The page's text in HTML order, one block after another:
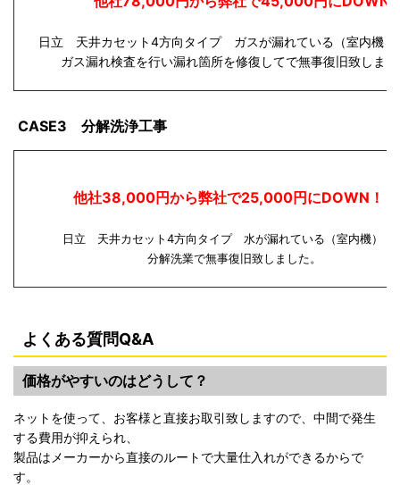
日立 天井カセット4方向タイプ ガスが漏れている（室内機・
ガス漏れ検査を行い漏れ箇所を修復してで無事復旧致しま
CASE3 分解洗浄工事
他社38,000円から弊社で25,000円にDOWN！
日立 天井カセット4方向タイプ 水が漏れている（室内
分解洗業で無事復旧致しました。
よくある質問Q&A
価格がやすいのはどうして？
ネットを使って、お客様と直接お取引致しますので、中間で発生
する費用が抑えられ、
製品はメーカーから直接のルートで大量仕入れができるからで
す。